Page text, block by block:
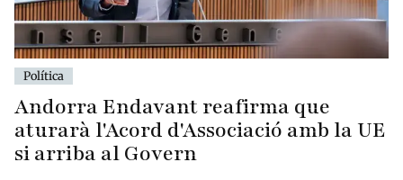
Política
Andorra Endavant reafirma que
aturarà l'Acord d'Associació amb la UE
si arriba al Govern